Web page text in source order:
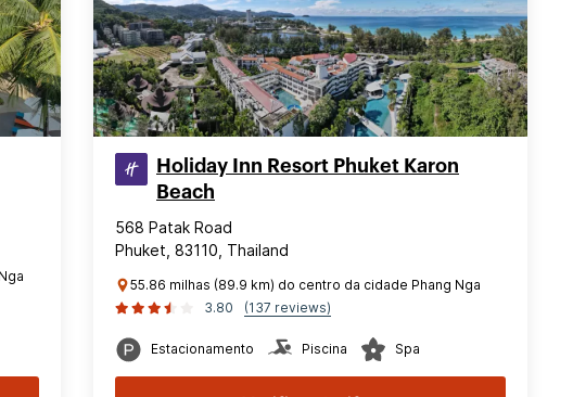
Holiday Inn Resort Phuket Karon
Beach
568 Patak Road
Phuket, 83110, Thailand
55.86 milhas (89.9 km) do centro da cidade Phang Nga
3.80
(137 reviews)
Estacionamento Piscina Spa